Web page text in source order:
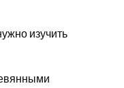
изучить